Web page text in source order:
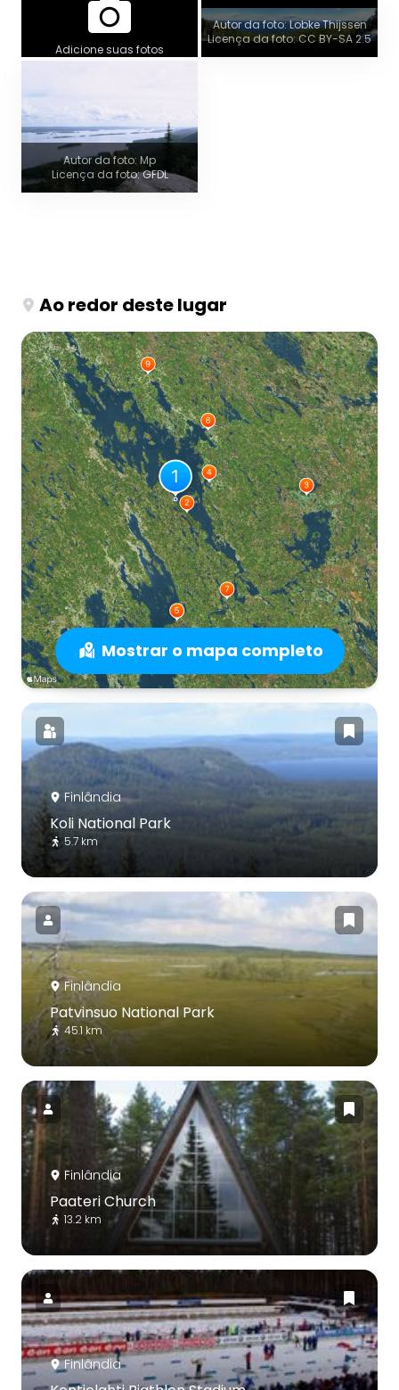
Adicione suas fotos
Autor da foto: Lobke Thijssen
Licença da foto: CC BY-SA 2.5
Autor da foto: Mp
Licença da foto: GFDL
Ao redor deste lugar
Mostrar o mapa completo
Finlândia
Koli National Park
5.7 km
Finlândia
Patvinsuo National Park
45.1 km
Finlândia
Paateri Church
13.2 km
Finlândia